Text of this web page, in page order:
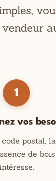
1
vos
postal,
de
intéresse.